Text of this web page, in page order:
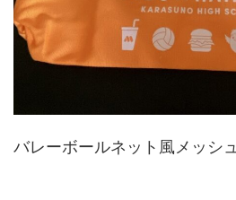
バレーボールネット風メッシュ